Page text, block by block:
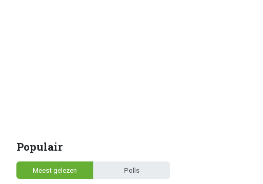
Populair
Meest gelezen Polls